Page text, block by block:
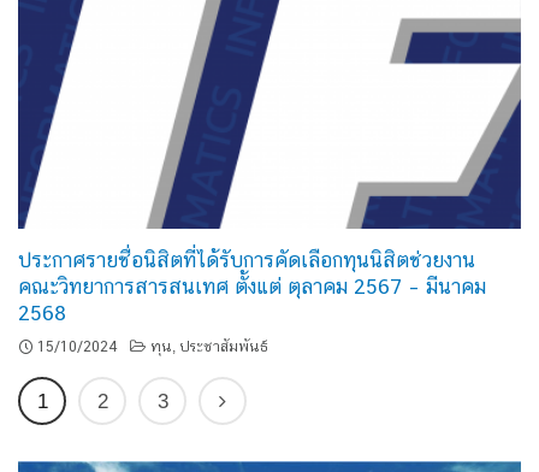
ประกาศรายชื่อนิสิตที่ได้รับการคัดเลือกทุนนิสิตช่วยงาน
คณะวิทยาการสารสนเทศ ตั้งแต่ ตุลาคม 2567 – มีนาคม
2568
15/10/2024 ทุน, ประชาสัมพันธ์
1 2 3